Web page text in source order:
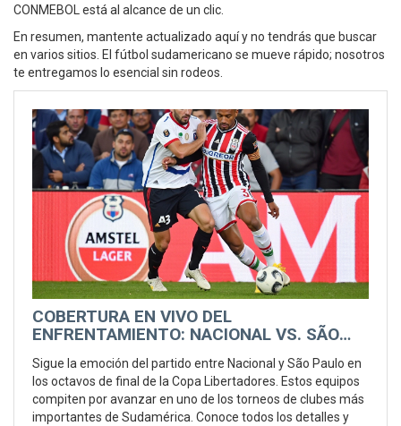
CONMEBOL está al alcance de un clic.
En resumen, mantente actualizado aquí y no tendrás que buscar
en varios sitios. El fútbol sudamericano se mueve rápido; nosotros
te entregamos lo esencial sin rodeos.
COBERTURA EN VIVO DEL
ENFRENTAMIENTO: NACIONAL VS. SÃO
COPA LIBERTADORES
Sigue la emoción del partido entre Nacional y São Paulo en
los octavos de final de la Copa Libertadores. Estos equipos
compiten por avanzar en uno de los torneos de clubes más
importantes de Sudamérica. Conoce todos los detalles y